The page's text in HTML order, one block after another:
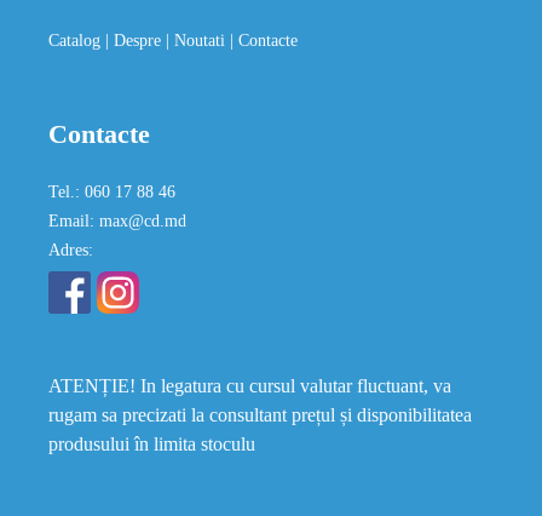
Catalog | Despre | Noutati | Contacte
Contacte
Tel.: 060 17 88 46
Email: max@cd.md
Adres:
ATENȚIE! In legatura cu cursul valutar fluctuant, va
rugam sa precizati la consultant prețul și disponibilitatea
produsului în limita stoculu